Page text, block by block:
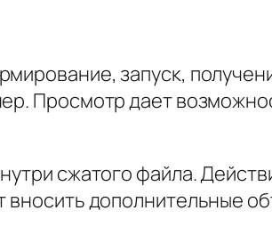
запуск,
Просмотр дает
сжатого файла.
дополнительные